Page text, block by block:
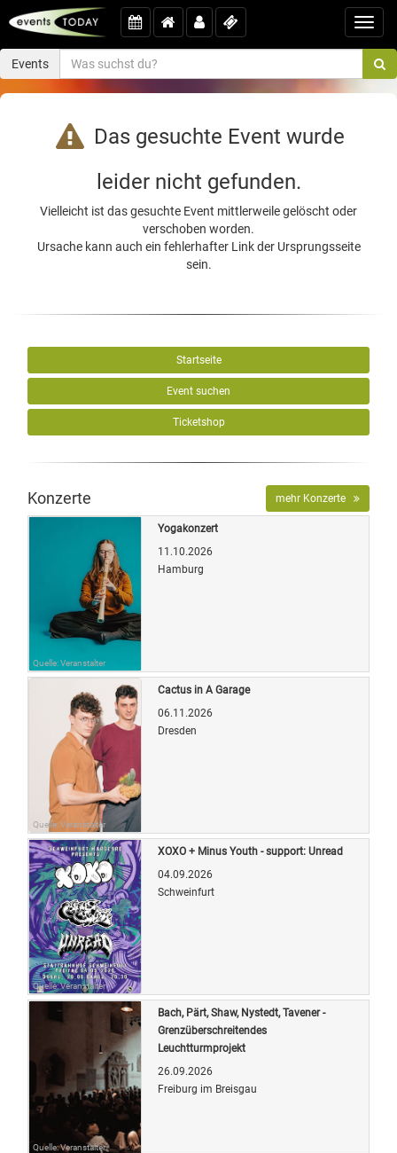
Events
Das gesuchte Event wurde
leider nicht gefunden.
Vielleicht ist das gesuchte Event mittlerweile gelöscht oder
verschoben worden.
Ursache kann auch ein fehlerhafter Link der Ursprungsseite
sein.
Startseite
Event suchen
Ticketshop
Konzerte mehr Konzerte
Quelle: Veranstalter
Yogakonzert
11.10.2026
Hamburg
Quelle: Veranstalter
Cactus in A Garage
06.11.2026
Dresden
Quelle: Veranstalter
XOXO + Minus Youth - support: Unread
04.09.2026
Schweinfurt
Quelle: Veranstalter
Bach, Pärt, Shaw, Nystedt, Tavener -
Grenzüberschreitendes
Leuchtturmprojekt
26.09.2026
Freiburg im Breisgau